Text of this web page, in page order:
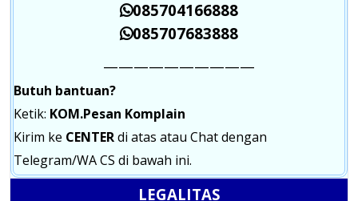
085704166888
085707683888
——————————
Butuh bantuan?
Ketik: KOM.Pesan Komplain
Kirim ke CENTERdi atas atau Chat dengan
Telegram/WA CS di bawah ini.
LEGALITAS